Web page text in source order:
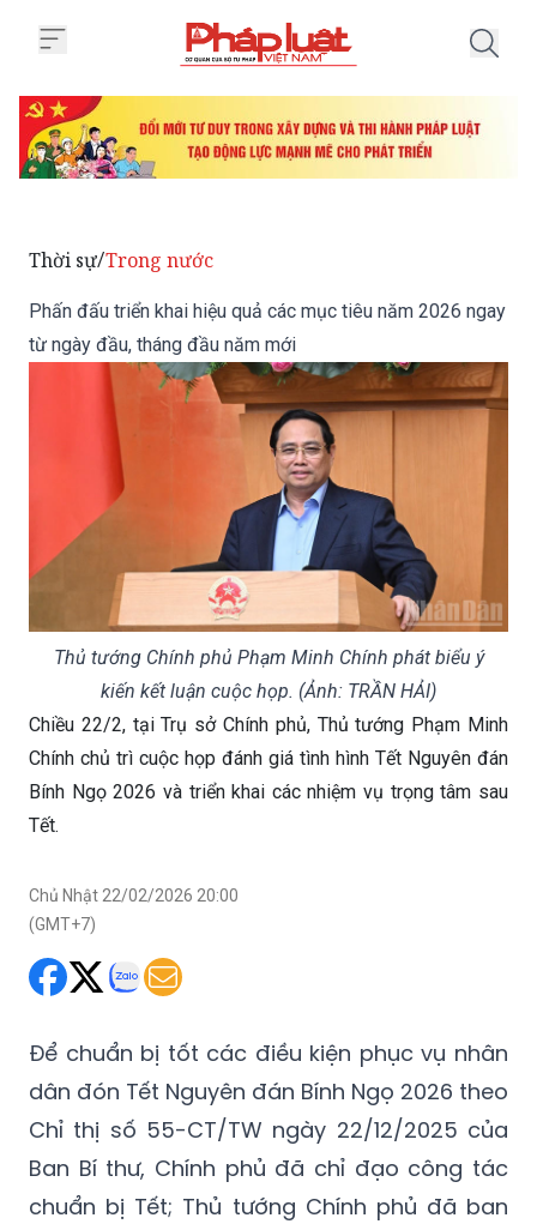
Thời sự/Trong nước
Phấn đấu triển khai hiệu quả các mục tiêu năm 2026 ngay
từ ngày đầu, tháng đầu năm mới
Thủ tướng Chính phủ Phạm Minh Chính phát biểu ý
kiến kết luận cuộc họp. (Ảnh: TRẦN HẢI)
Chiều 22/2, tại Trụ sở Chính phủ, Thủ tướng Phạm Minh
Chính chủ trì cuộc họp đánh giá tình hình Tết Nguyên đán
Bính Ngọ 2026 và triển khai các nhiệm vụ trọng tâm sau
Tết.
Chủ Nhật 22/02/2026 20:00
(GMT+7)
Để chuẩn bị tốt các điều kiện phục vụ nhân
dân đón Tết Nguyên đán Bính Ngọ 2026 theo
Chỉ thị số 55-CT/TW ngày 22/12/2025 của
Ban Bí thư, Chính phủ đã chỉ đạo công tác
chuẩn bị Tết; Thủ tướng Chính phủ đã ban